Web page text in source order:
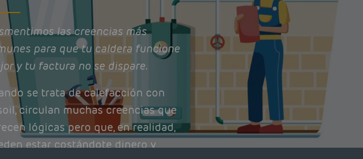
las creencias más
para que tu caldera funcione
y tu factura no se dispare.
se trata de calefacción con
circulan muchas creencias que
lógicas pero que, en realidad,
estar costándote dinero y